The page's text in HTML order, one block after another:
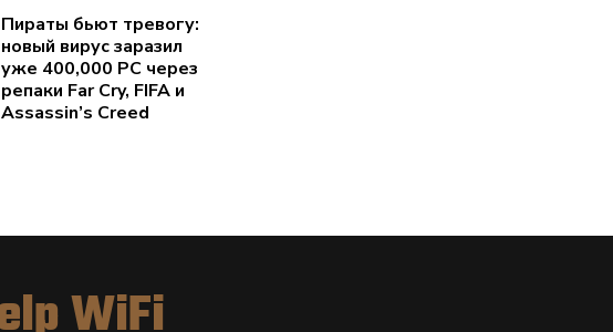
Пираты бьют тревогу:
новый вирус заразил
уже 400,000 PC через
репаки Far Cry, FIFA и
Assassin’s Creed